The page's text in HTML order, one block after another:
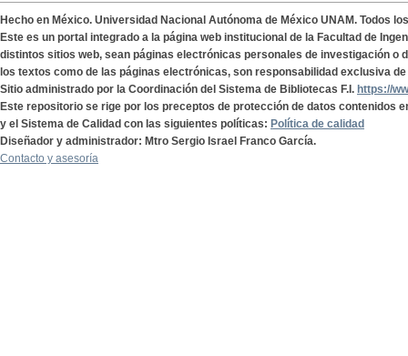
Hecho en México. Universidad Nacional Autónoma de México UNAM. Todos
Este es un portal integrado a la página web institucional de la Facultad de
distintos sitios web, sean páginas electrónicas personales de investigación o
los textos como de las páginas electrónicas, son responsabilidad exclusiva
Sitio administrado por la Coordinación del Sistema de Bibliotecas F.I. https://
Este repositorio se rige por los preceptos de protección de datos contenidos
y el Sistema de Calidad con las siguientes políticas: Política de calidad
Diseñador y administrador: Mtro Sergio Israel Franco García.
Contacto y asesoría